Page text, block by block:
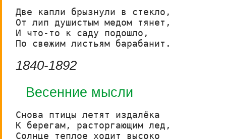
Две капли брызнули в стекло,
От лип душистым медом тянет,
И что-то к саду подошло,
По свежим листьям барабанит.
1840-1892
Весенние мысли
Снова птицы летят издалёка
К берегам, расторгающим лед,
Солнце теплое ходит высоко